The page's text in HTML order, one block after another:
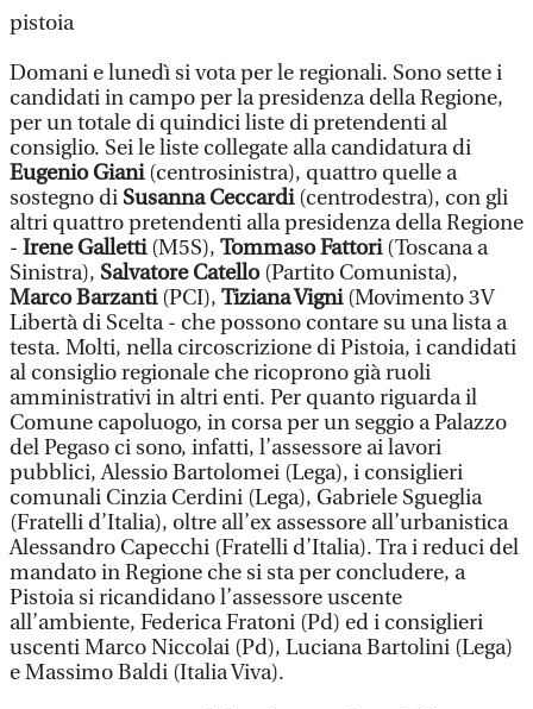
pistoia
Domani e lunedì si vota per le regionali. Sono sette i
candidati in campo per la presidenza della Regione,
per un totale di quindici liste di pretendenti al
consiglio. Sei le liste collegate alla candidatura di
Eugenio Giani(centrosinistra), quattro quelle a
sostegno di Susanna Ceccardi(centrodestra), con gli
altri quattro pretendenti alla presidenza della Regione
- Irene Galletti(M5S), Tommaso Fattori(Toscana a
Sinistra), Salvatore Catello(Partito Comunista),
Marco Barzanti(PCI), Tiziana Vigni(Movimento 3V
Libertà di Scelta - che possono contare su una lista a
testa. Molti, nella circoscrizione di Pistoia, i candidati
al consiglio regionale che ricoprono già ruoli
amministrativi in altri enti. Per quanto riguarda il
Comune capoluogo, in corsa per un seggio a Palazzo
del Pegaso ci sono, infatti, l’assessore ai lavori
pubblici, Alessio Bartolomei (Lega), i consiglieri
comunali Cinzia Cerdini (Lega), Gabriele Sgueglia
(Fratelli d’Italia), oltre all’ex assessore all’urbanistica
Alessandro Capecchi (Fratelli d’Italia). Tra i reduci del
mandato in Regione che si sta per concludere, a
Pistoia si ricandidano l’assessore uscente
all’ambiente, Federica Fratoni (Pd) ed i consiglieri
uscenti Marco Niccolai (Pd), Luciana Bartolini (Lega)
e Massimo Baldi (Italia Viva).